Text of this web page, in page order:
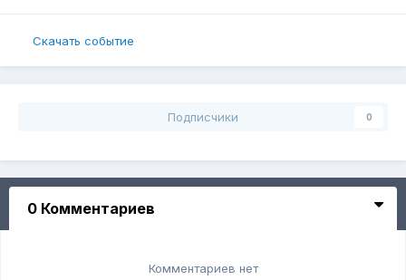
Скачать событие
Подписчики 0
0 Комментариев
Комментариев нет